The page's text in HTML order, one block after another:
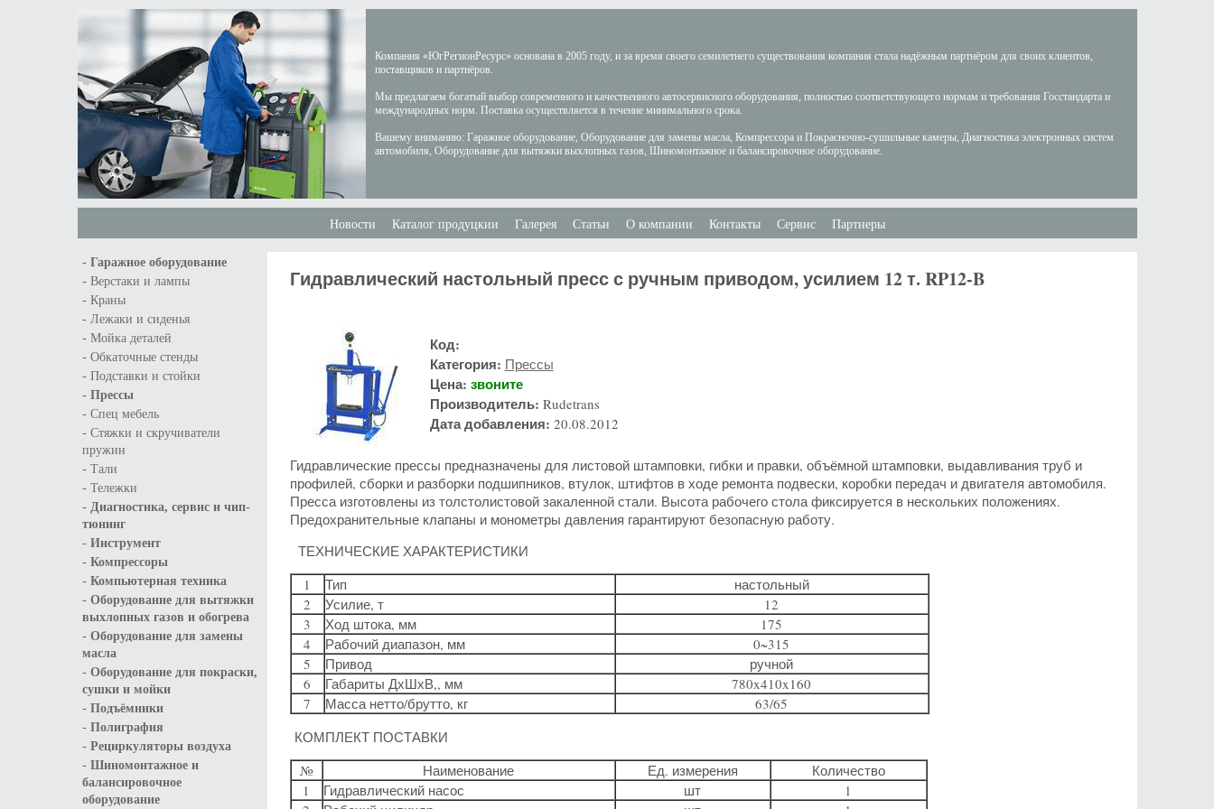
Компания «ЮгРегионРесурс» основана в 2005 году, и за время своего семилетнего существования компания стала надёжным партнёром для своих клиентов,
поставщиков и партнёров.
Мы предлагаем богатый выбор современного и качественного автосервисного оборудования, полностью соответствующего нормам и требования Госстандарта и
международных норм. Поставка осуществляется в течение минимального срока.
Вашему вниманию: Гаражное оборудование, Оборудование для замены масла, Компрессора и Покрасночно-сушильные камеры, Диагностика электронных систем
автомобиля, Оборудование для вытяжки выхлопных газов, Шиномонтажное и балансировочное оборудование.
Новости Каталог продуцкии Галерея Статьи О компании Контакты Сервис Партнеры
- Гаражное оборудование
- Верстаки и лампы
- Краны
- Лежаки и сиденья
- Мойка деталей
- Обкаточные стенды
- Подставки и стойки
- Прессы
- Спец мебель
- Стяжки и скручиватели
пружин
- Тали
- Тележки
- Диагностика, сервис и чип-
тюнинг
- Инструмент
- Компрессоры
- Компьютерная техника
- Оборудование для вытяжки
выхлопных газов и обогрева
- Оборудование для замены
масла
- Оборудование для покраски,
сушки и мойки
- Подъёмники
- Полиграфия
- Рециркуляторы воздуха
- Шиномонтажное и
балансировочное
оборудование
Гидравлический настольный пресс с ручным приводом, усилием 12 т. RP12-B
Код:
Категория: Прессы
Цена: звоните
Производитель: Rudetrans
Дата добавления: 20.08.2012
Гидравлические прессы предназначены для листовой штамповки, гибки и правки, объёмной штамповки, выдавливания труб и
профилей, сборки и разборки подшипников, втулок, штифтов в ходе ремонта подвески, коробки передач и двигателя автомобиля.
Пресса изготовлены из толстолистовой закаленной стали. Высота рабочего стола фиксируется в нескольких положениях.
Предохранительные клапаны и монометры давления гарантируют безопасную работу.
ТЕХНИЧЕСКИЕ ХАРАКТЕРИСТИКИ
1
Тип
настольный
2
Усилие, т
12
3
Ход штока, мм
175
4
Рабочий диапазон, мм
0~315
5
Привод
ручной
6
Габариты ДхШхВ,, мм
780x410x160
7
Масса нетто/брутто, кг
63/65
КОМПЛЕКТ ПОСТАВКИ
№
Наименование Ед. измерения
Количество
1
Гидравлический насос шт
1